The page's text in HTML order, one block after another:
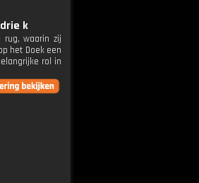
k
rug, waarin zij
het Doek een
rol in